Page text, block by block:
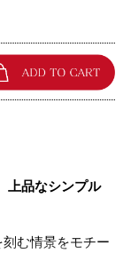
上品なシンプル
む情景をモチー